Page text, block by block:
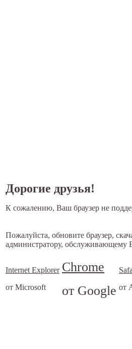
Дорогие друзья!
К сожалению, Ваш браузер не
Пожалуйста, обновите браузер,
администратору, обслуживающему
Internet Explorer
от Microsoft
Chrome
от Google от